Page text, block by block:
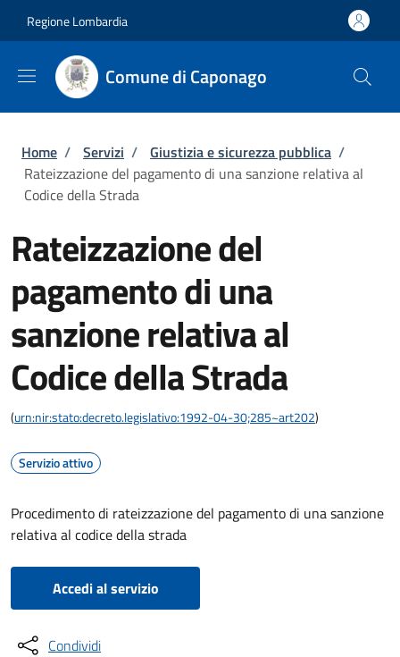
Regione Lombardia
Comune di Caponago
Briciole di pane
Home / Servizi / Giustizia e sicurezza pubblica /
Rateizzazione del pagamento di una sanzione relativa al
Codice della Strada
Rateizzazione del
pagamento di una
sanzione relativa al
Codice della Strada
(urn:nir:stato:decreto.legislativo:1992-04-30;285~art202)
Servizio attivo
Procedimento di rateizzazione del pagamento di una sanzione
relativa al codice della strada
Accedi al servizio
Condividi